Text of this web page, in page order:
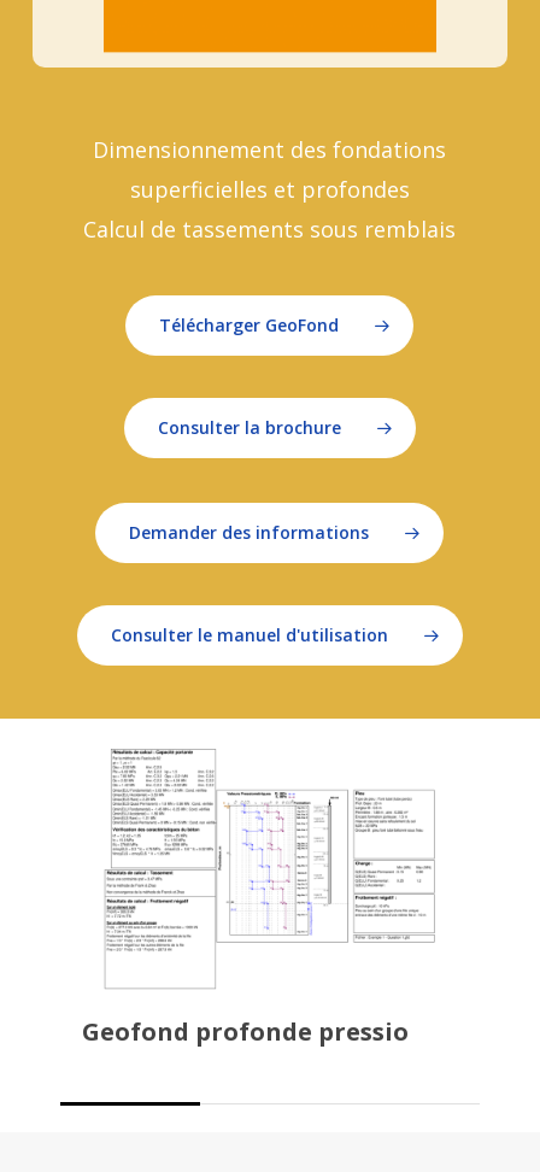
Dimensionnement des fondations
superficielles et profondes
Calcul de tassements sous remblais
Télécharger GeoFond
Consulter la brochure
Demander des informations
Consulter le manuel d'utilisation
Geofond profonde pressio